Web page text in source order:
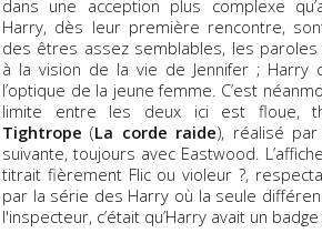
dans une acception plus complexe
Harry, dès leur première rencontre,
des êtres assez semblables, les paroles
à la vision de la vie de Jennifer ; Harry
l’optique de la jeune femme. C’est
limite entre les deux ici est floue,
Tightrope (La corde raide), réalisé par
suivante, toujours avec Eastwood.
titrait fièrement Flic ou violeur ?,
par la série des Harry où la seule
l'inspecteur, c’était qu’Harry avait un